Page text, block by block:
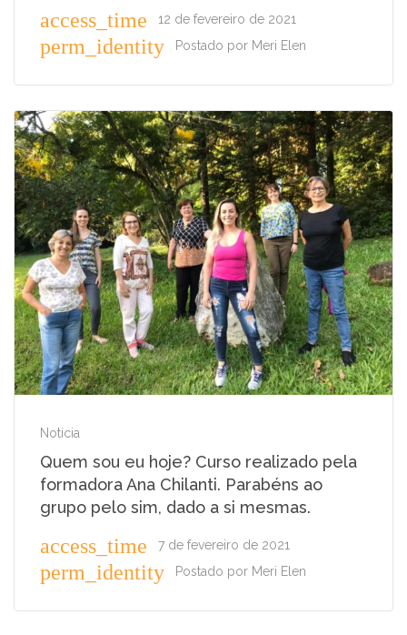
access_time 12 de fevereiro de 2021
perm_identity Postado por Meri Elen
Noticia
Quem sou eu hoje? Curso realizado pela
formadora Ana Chilanti. Parabéns ao
grupo pelo sim, dado a si mesmas.
access_time 7 de fevereiro de 2021
perm_identity Postado por Meri Elen